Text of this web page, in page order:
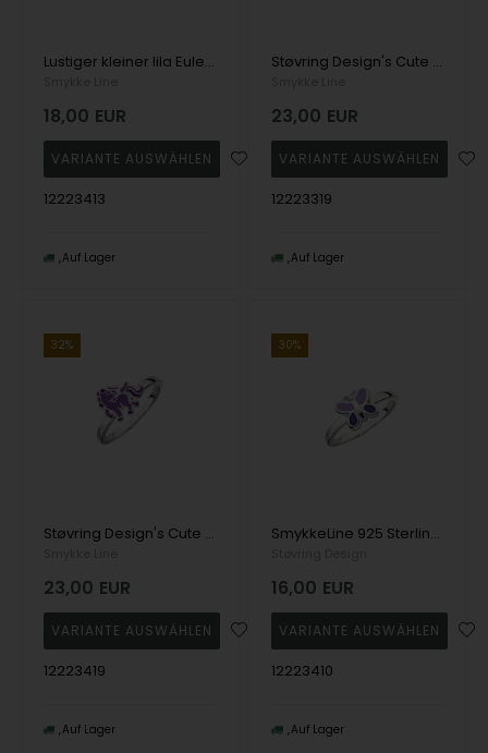
Lustiger kleiner lila Eulenfingerring
18,00 EUR
12223413
Auf Lager
Støvring Design's Cute Finger Ring mit Einhorn mit rosa Emaille. Erhältlich in den Größen 40 - 50
23,00 EUR
12223319
Auf Lager
32%
Støvring Design's Cute Finger Ring mit Einhorn mit lila Emaille. Erhältlich in den Größen 40 - 50
23,00 EUR
12223419
Auf Lager
30%
SmykkeLine 925 Sterling Silber Fingerring, Schmetterling mit glänzender Oberfläche, Modell 12223410
16,00 EUR
12223410
Auf Lager